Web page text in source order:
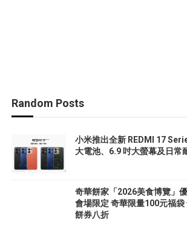
Random Posts
小米推出全新 REDMI 17
大電池、6.9 吋大螢幕及日常
奇華餅家「2026美食博覽」
會場限定 奇華限量100元福袋
餅券八折